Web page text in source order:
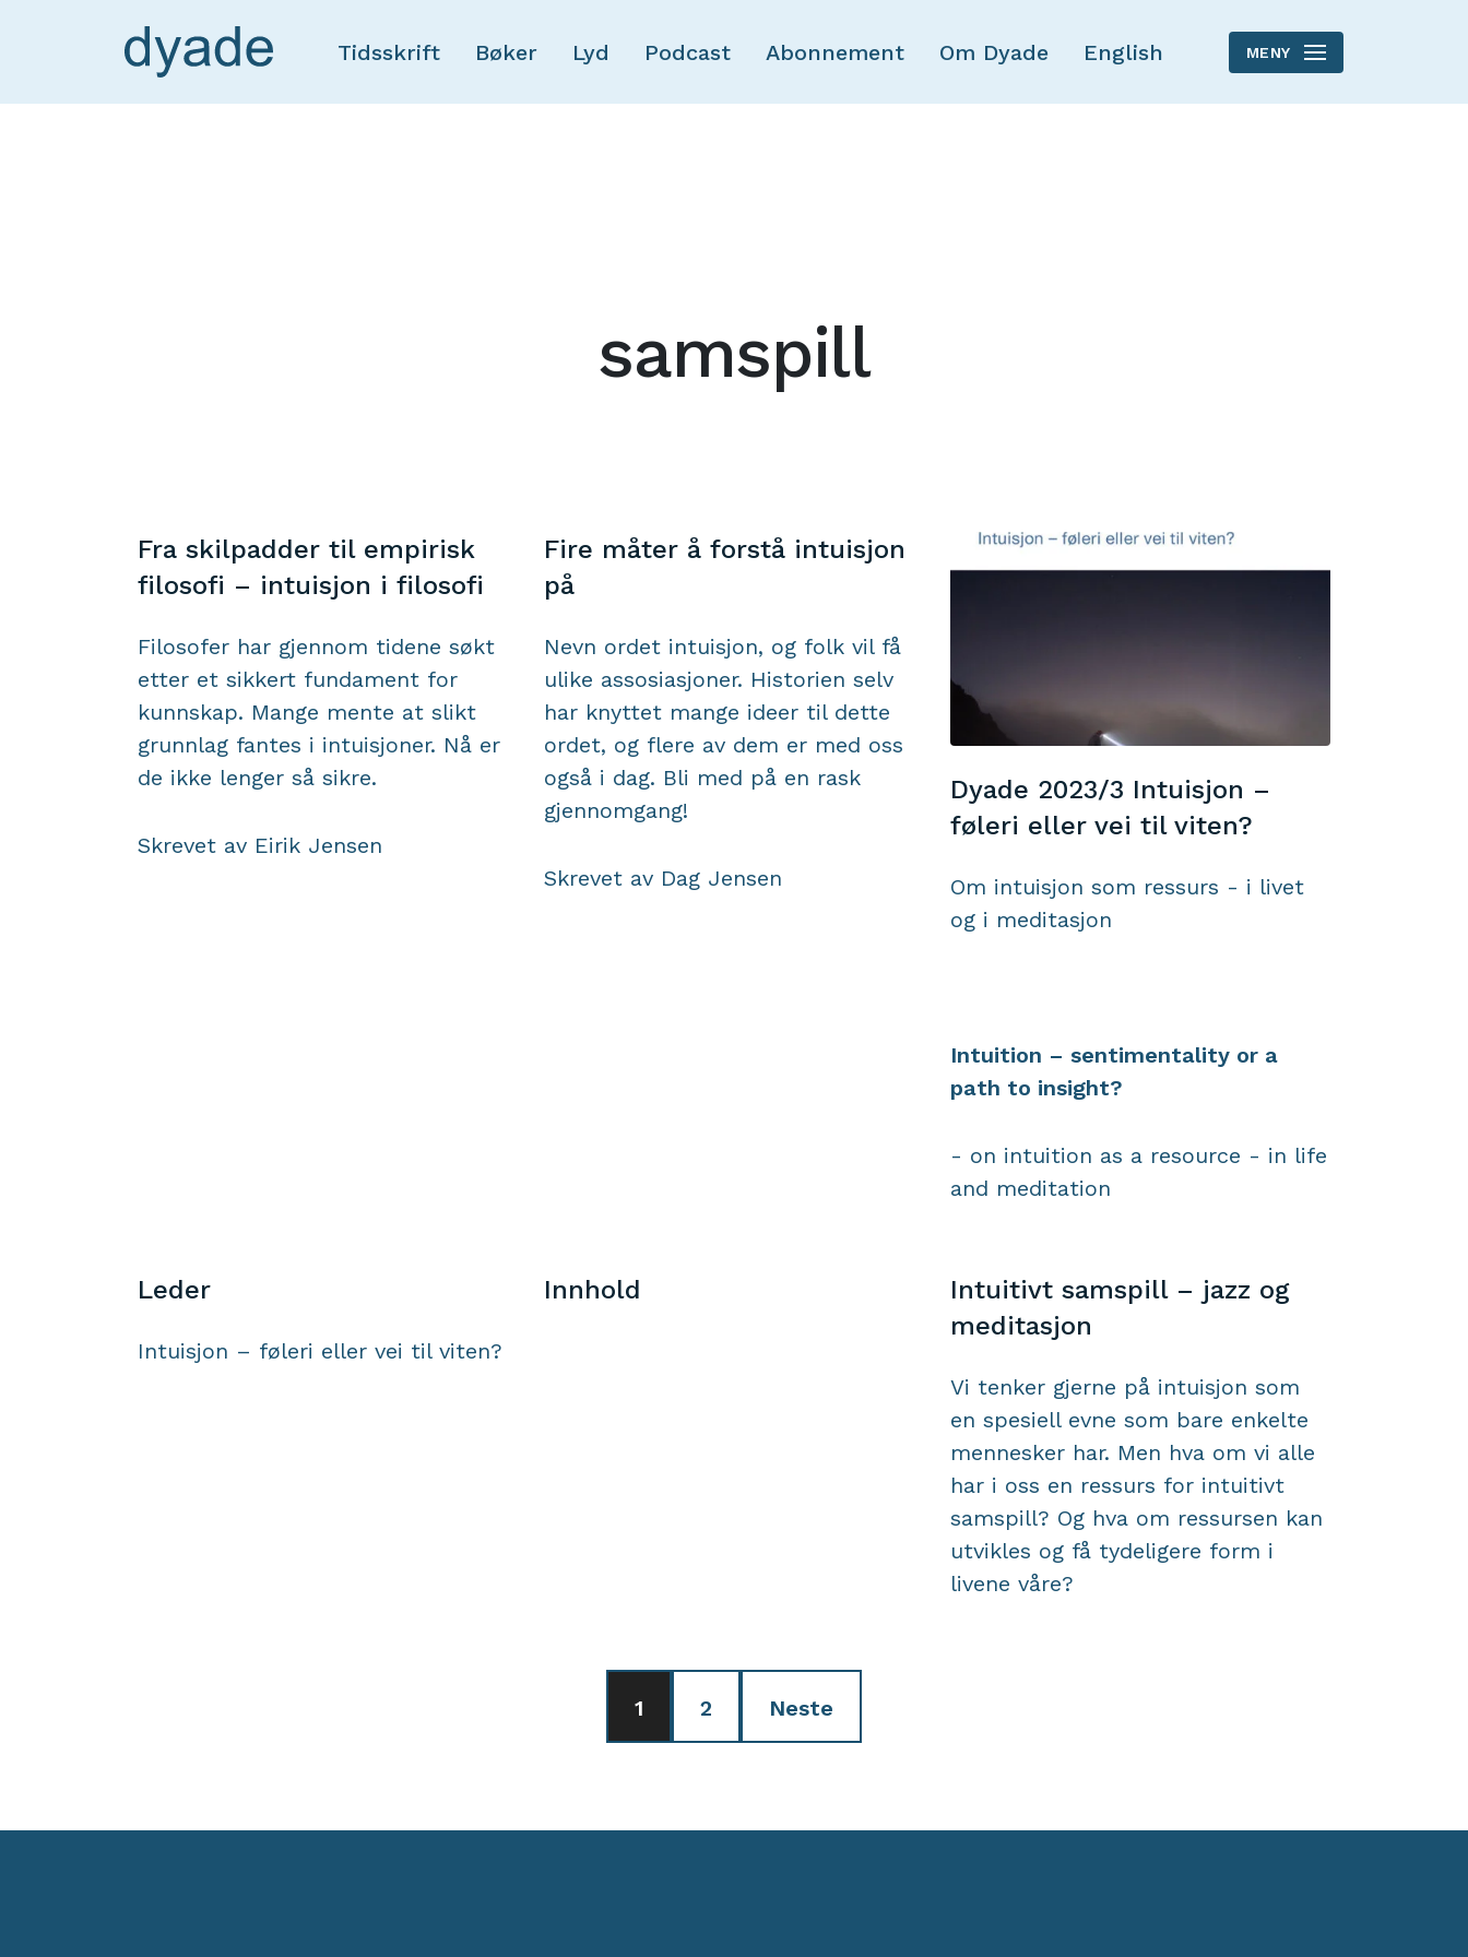
Skip to main content
Tidsskrift Bøker Lyd Podcast Abonnement Om Dyade English MENY
samspill
Fra skilpadder til empirisk
filosofi – intuisjon i filosofi
Filosofer har gjennom tidene søkt
etter et sikkert fundament for
kunnskap. Mange mente at slikt
grunnlag fantes i intuisjoner. Nå er
de ikke lenger så sikre.
Skrevet av Eirik Jensen
Fire måter å forstå intuisjon
på
Nevn ordet intuisjon, og folk vil få
ulike assosiasjoner. Historien selv
har knyttet mange ideer til dette
ordet, og flere av dem er med oss
også i dag. Bli med på en rask
gjennomgang!
Skrevet av Dag Jensen
Dyade 2023/3 Intuisjon –
føleri eller vei til viten?
Om intuisjon som ressurs - i livet
og i meditasjon
Intuition – sentimentality or a
path to insight?
- on intuition as a resource - in life
and meditation
Leder
Intuisjon – føleri eller vei til viten?
Innhold
Intuitivt samspill – jazz og
meditasjon
Vi tenker gjerne på intuisjon som
en spesiell evne som bare enkelte
mennesker har. Men hva om vi alle
har i oss en ressurs for intuitivt
samspill? Og hva om ressursen kan
utvikles og få tydeligere form i
livene våre?
1 2 Neste